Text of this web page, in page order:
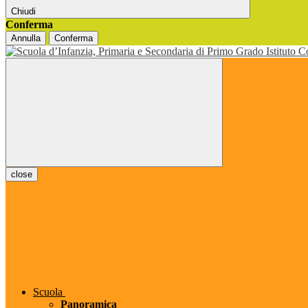
Chiudi
Conferma
Annulla Conferma
close
Scuola
Panoramica